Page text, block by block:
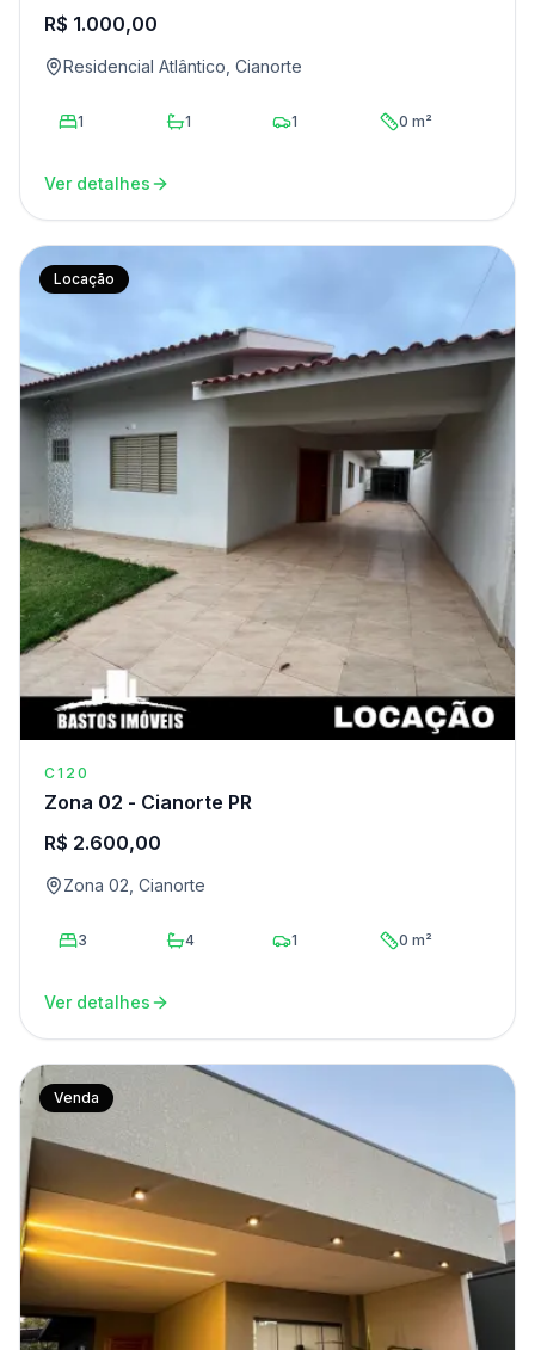
R$ 1.000,00
Residencial Atlântico, Cianorte
1 1 1 0 m²
Ver detalhes
Locação
C120
Zona 02 - Cianorte PR
R$ 2.600,00
Zona 02, Cianorte
3 4 1 0 m²
Ver detalhes
Venda